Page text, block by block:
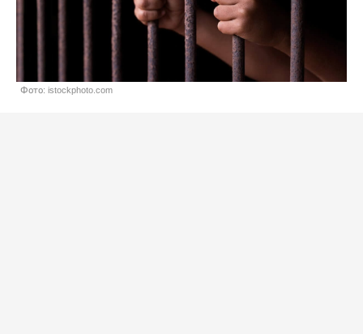
Фото: istockphoto.com